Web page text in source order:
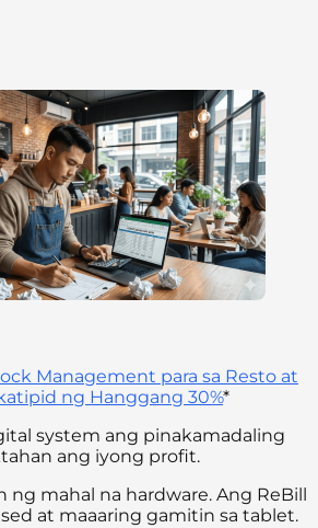
Management para sa Resto at
ng Hanggang 30%*
system ang pinakamadaling
ang iyong profit.
ng mahal na hardware. Ang ReBill
at maaaring gamitin sa tablet.